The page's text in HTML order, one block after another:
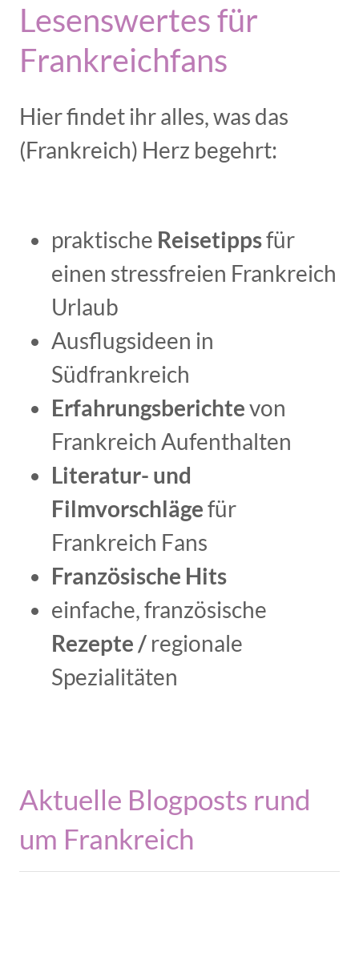
Lesenswertes für
Frankreichfans
Hier findet ihr alles, was das
(Frankreich) Herz begehrt:
praktische Reisetippsfür
einen stressfreien Frankreich
Urlaub
Ausflugsideen in
Südfrankreich
Erfahrungsberichtevon
Frankreich Aufenthalten
Literatur- und
Filmvorschlägefür
Frankreich Fans
Französische Hits
einfache, französische
Rezepte / regionale
Spezialitäten
Aktuelle Blogposts rund
um Frankreich